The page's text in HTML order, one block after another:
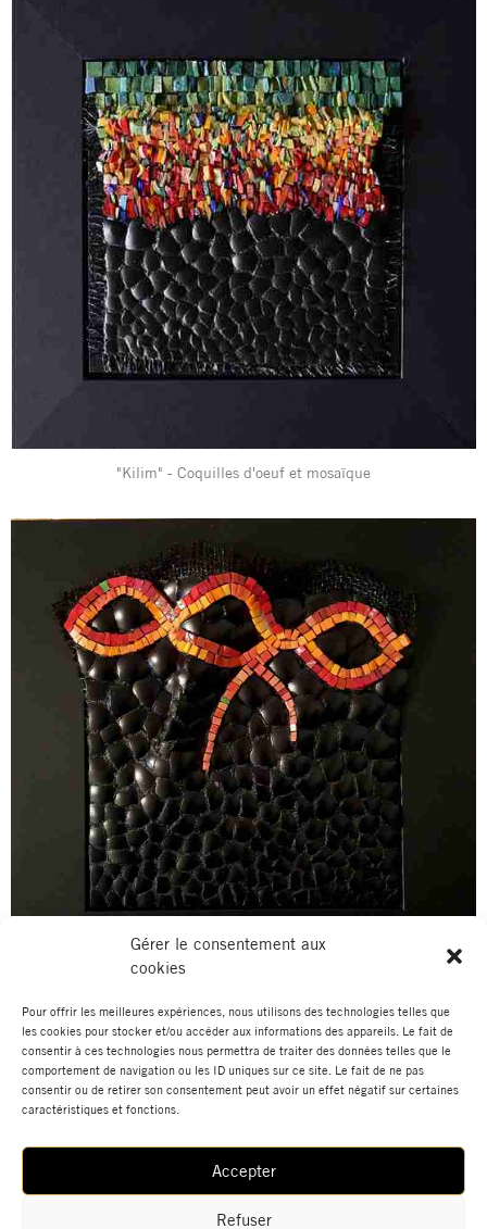
Gérer le consentement aux
cookies
Pour offrir les meilleures expériences, nous utilisons des technologies telles que
les cookies pour stocker et/ou accéder aux informations des appareils. Le fait de
consentir à ces technologies nous permettra de traiter des données telles que le
comportement de navigation ou les ID uniques sur ce site. Le fait de ne pas
consentir ou de retirer son consentement peut avoir un effet négatif sur certaines
caractéristiques et fonctions.
Accepter
Refuser
"Kilim" - Coquilles d'oeuf et mosaïque
"Bal masqué" - Coquilles d'oeuf et mosaïque
Cliquez pour accepter les cookies marketing